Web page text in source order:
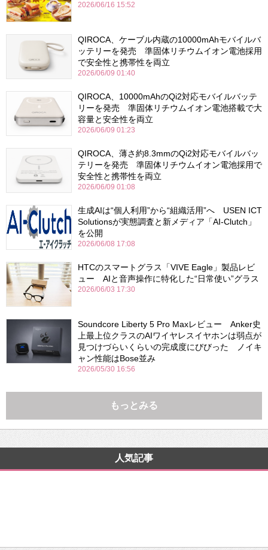
2026/06/16 15:52
QIROCA、ケーブル内蔵の10000mAhモバイルバ
ッテリーを発売 準固体リチウムイオン電池採用
で安全性と携帯性を両立
2026/06/09 01:40
QIROCA、10000mAhのQi2対応モバイルバッテ
リーを発売 準固体リチウムイオン電池搭載で大
容量と安全性を両立
2026/06/09 01:23
QIROCA、薄さ約8.3mmのQi2対応モバイルバッ
テリーを発売 準固体リチウムイオン電池採用で
安全性と携帯性を両立
2026/06/09 01:08
生成AIは“個人利用”から“組織活用”へ USEN ICT
Solutionsが実態調査と新メディア「AI-Clutch」
を公開
2026/06/08 17:08
HTCのスマートグラス「VIVE Eagle」製品レビ
ュー AIと音声操作に特化した“日常使い”グラス
2026/06/03 17:30
Soundcore Liberty 5 Pro Maxレビュー Anker史
上最上位クラスのAIワイヤレスイヤホンは弱点が
見つけづらいくらいの完成度にびびった ノイキ
ャン性能はBose並み
2026/05/30 16:56
もっとみる
人気記事